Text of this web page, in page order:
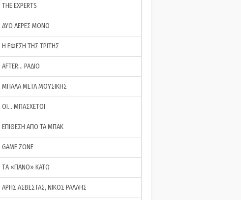
THE EXPERTS
ΔΥΟ ΛΕΡΕΣ ΜΟΝΟ
Η ΕΦΕΣΗ ΤΗΣ ΤΡΙΤΗΣ
AFTER… ΡΑΔΙΟ
ΜΠΑΛΑ ΜΕΤΑ ΜΟΥΣΙΚΗΣ
ΟΙ… ΜΠΑΣΧΕΤΟΙ
ΕΠΙΘΕΣΗ ΑΠΟ ΤΑ ΜΠΑΚ
GAME ZONE
ΤA «ΠΑΝΟ» ΚΑΤΩ
ΑΡΗΣ ΑΣΒΕΣΤΑΣ, ΝΙΚΟΣ ΡΑΛΛΗΣ